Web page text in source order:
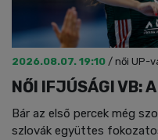
2026.08.07. 19:10 / női UP-
Bár az első percek még
szlovák együttes